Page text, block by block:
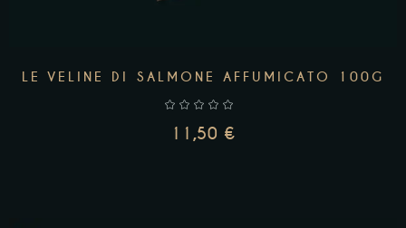
LE VELINE DI SALMONE AFFUMICATO 100G
11,50 €